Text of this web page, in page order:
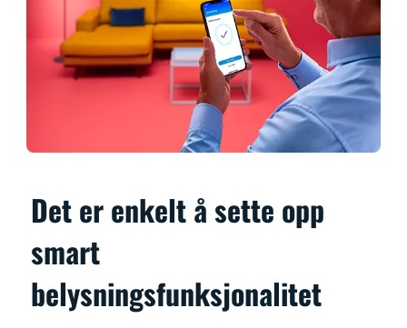
Det er enkelt å sette opp
smart
belysningsfunksjonalitet